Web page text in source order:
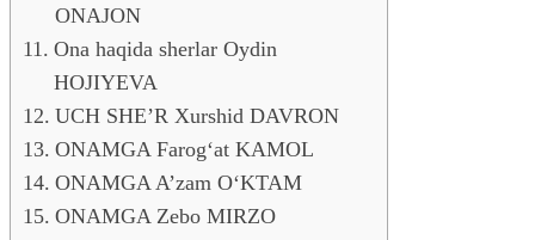
ONAJON
Ona haqida sherlar Oydin
HOJIYEVA
UCH SHE’R Xurshid DAVRON
ONAMGA Farog‘at KAMOL
ONAMGA A’zam O‘KTAM
ONAMGA Zebo MIRZO